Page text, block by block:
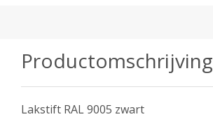
Productomschrijving
Lakstift RAL 9005 zwart